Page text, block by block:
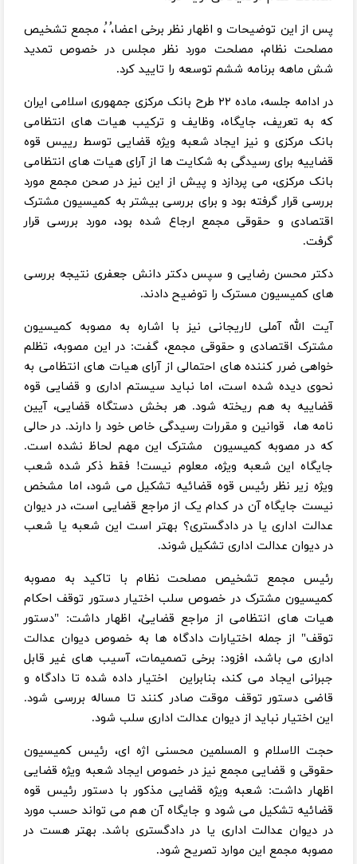
پس از این توضیحات و اظهار نظر برخی اعضا،ُ ُ، مجمع تشخیص
مصلحت نظام، مصلحت مورد نظر مجلس در خصوص تمدید
شش ماهه برنامه ششم توسعه را تایید کرد.
در ادامه جلسه، ماده ۲۲ طرح بانک مرکزی جمهوری اسلامی ایران
که به تعریف، جایگاه، وظایف و ترکیب هیات های انتظامی
بانک مرکزی و نیز ایجاد شعبه ویژه قضایی توسط رییس قوه
قضاییه برای رسیدگی به شکایت ها از آرای هیات های انتظامی
بانک مرکزی، می پردازد و پیش از این نیز در صحن مجمع مورد
بررسی قرار گرفته بود و برای بررسی بیشتر به کمیسیون مشترک
اقتصادی و حقوقی مجمع ارجاع شده بود، مورد بررسی قرار
گرفت.
دکتر محسن رضایی و سپس دکتر دانش جعفری نتیجه بررسی
های کمیسیون مسترک را توضیح دادند.
آیت الله آملی لاریجانی نیز با اشاره به مصوبه کمیسیون
مشترک اقتصادی و حقوقی مجمع، گفت: در این مصوبه، تظلم
خواهی ضرر کننده های احتمالی از آرای هیات های انتظامی به
نحوی دیده شده است، اما نباید سیستم اداری و قضایی قوه
قضاییه به هم ریخته شود. هر بخش دستگاه قضایی، آیین
نامه ها، قوانین و مقررات رسیدگی خاص خود را دارند. در حالی
که در مصوبه کمیسیون مشترک این مهم لحاظ نشده است.
جایگاه این شعبه ویژه، معلوم نیست! فقط ذکر شده شعب
ویژه زیر نظر رئیس قوه قضائیه تشکیل می شود، اما مشخص
نیست جایگاه آن در کدام یک از مراجع قضایی است، در دیوان
عدالت اداری یا در دادگستری؟ بهتر است این شعبه یا شعب
در دیوان عدالت اداری تشکیل شوند.
رئیس مجمع تشخیص مصلحت نظام با تاکید به مصوبه
کمیسیون مشترک در خصوص سلب اختیار دستور توقف احکام
هیات های انتظامی از مراجع قضاییُ، اظهار داشت: "دستور
توقف" از جمله اختیارات دادگاه ها به خصوص دیوان عدالت
اداری می باشد، افزود: برخی تصمیمات، آسیب های غیر قابل
جبرانی ایجاد می کند، بنابراین اختیار داده شده تا دادگاه و
قاضی دستور توقف موقت صادر کنند تا مساله بررسی شود.
این اختیار نباید از دیوان عدالت اداری سلب شود.
حجت الاسلام و المسلمین محسنی اژه ای، رئیس کمیسیون
حقوقی و قضایی مجمع نیز در خصوص ایجاد شعبه ویژه قضایی
اظهار داشت: شعبه ویژه قضایی مذکور با دستور رئیس قوه
قضائیه تشکیل می شود و جایگاه آن هم می تواند حسب مورد
در دیوان عدالت اداری یا در دادگستری باشد. بهتر هست در
مصوبه مجمع این موارد تصریح شود.